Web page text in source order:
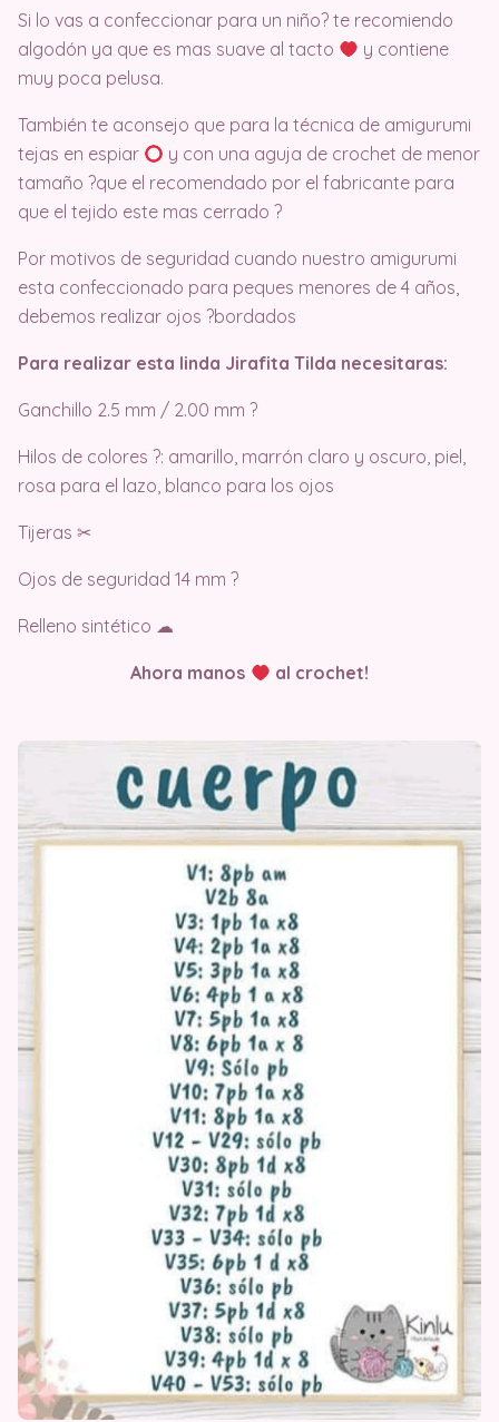
Si lo vas a confeccionar para un niño? te recomiendo
algodón ya que es mas suave al tacto
y contiene
muy poca pelusa.
También te aconsejo que para la técnica de amigurumi
tejas en espiar
y con una aguja de crochet de menor
tamaño ?que el recomendado por el fabricante para
que el tejido este mas cerrado ?
Por motivos de seguridad cuando nuestro amigurumi
esta confeccionado para peques menores de 4 años,
debemos realizar ojos ?bordados
Para realizar esta linda Jirafita Tilda necesitaras:
Ganchillo 2.5 mm / 2.00 mm ?
Hilos de colores ?: amarillo, marrón claro y oscuro, piel,
rosa para el lazo, blanco para los ojos
Tijeras ✂
Ojos de seguridad 14 mm ?
Relleno sintético ☁
Ahora manos al crochet!